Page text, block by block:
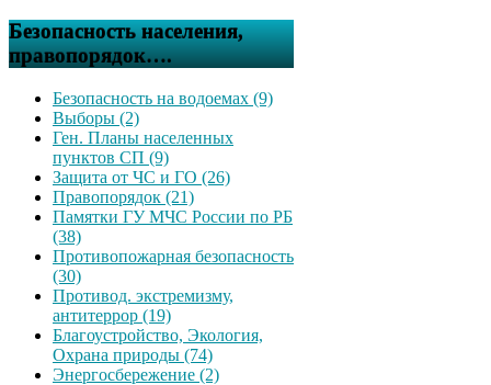
Безопасность населения,
правопорядок….
Безопасность на водоемах (9)
Выборы (2)
Ген. Планы населенных
пунктов СП (9)
Защита от ЧС и ГО (26)
Правопорядок (21)
Памятки ГУ МЧС России по РБ
(38)
Противопожарная безопасность
(30)
Противод. экстремизму,
антитеррор (19)
Благоустройство, Экология,
Охрана природы (74)
Энергосбережение (2)